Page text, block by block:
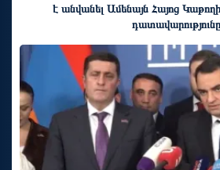
է անվանել Ամենայն Հայոց
դատավարությունը